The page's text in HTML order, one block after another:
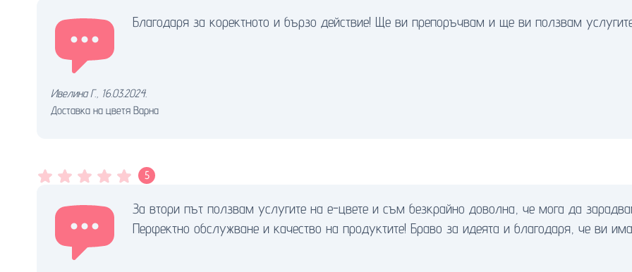
Благодаря за коректното и бързо действие! Ще ви препоръчвам и ще ви ползвам
Ивелина Г., 16.03.2024.
Доставка на цветя Варна
5
За втори път ползвам услугите на е-цвете и съм безкрайно доволна, че мога да
Перфектно обслужване и качество на продуктите! Браво за идеята и благодаря, че ви